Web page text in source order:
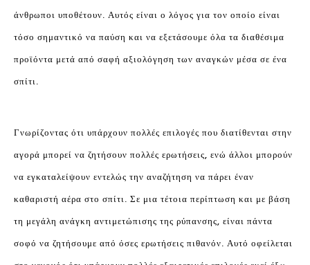
άνθρωποι υποθέτουν. Αυτός είναι ο λόγος για τον οποίο είναι
τόσο σημαντικό να παύση και να εξετάσουμε όλα τα διαθέσιμα
προϊόντα μετά από σαφή αξιολόγηση των αναγκών μέσα σε ένα
σπίτι.
Γνωρίζοντας ότι υπάρχουν πολλές επιλογές που διατίθενται στην
αγορά μπορεί να ζητήσουν πολλές ερωτήσεις, ενώ άλλοι μπορούν
να εγκαταλείψουν εντελώς την αναζήτηση να πάρει έναν
καθαριστή αέρα στο σπίτι. Σε μια τέτοια περίπτωση και με βάση
τη μεγάλη ανάγκη αντιμετώπισης της ρύπανσης, είναι πάντα
σοφό να ζητήσουμε από όσες ερωτήσεις πιθανόν. Αυτό οφείλεται